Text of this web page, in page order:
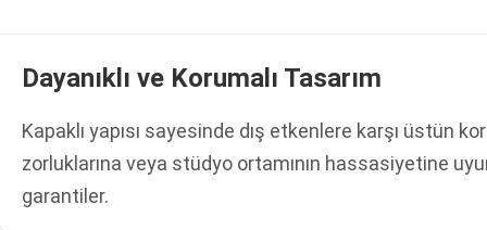
Dayanıklı ve Korumalı Tasarım
Kapaklı yapısı sayesinde dış etkenlere karşı üstün
zorluklarına veya stüdyo ortamının hassasiyetine
garantiler.